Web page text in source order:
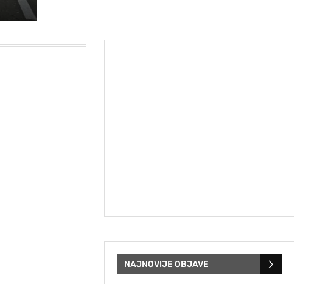
NAJNOVIJE OBJAVE